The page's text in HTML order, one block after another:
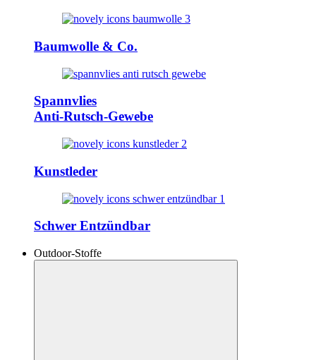
Baumwolle & Co.
Spannvlies
Anti-Rutsch-Gewebe
Kunstleder
Schwer Entzündbar
Outdoor-Stoffe